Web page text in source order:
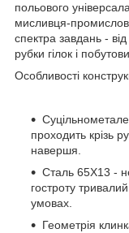
польового
мисливця-
спектра завдань -
рубки гілок і
Особливості
проходить крізь
навершя.
Сталь 65Х13 -
гостроту
умовах.
Геометрія